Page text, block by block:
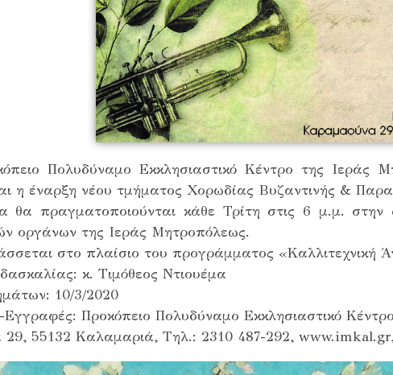
Πολυδύναμο Εκκλησιαστικό Κέντρο της Ιεράς
η έναρξη νέου τμήματος Xορωδίας Βυζαντινής &
θα πραγματοποιούνται κάθε Τρίτη στις 6 μ.μ.
οργάνων της Ιεράς Μητροπόλεως.
στο πλαίσιο του προγράμματος «Καλλιτεχνική
κ. Τιμόθεος Ντιουέμα
10/3/2020
Εγγραφές: Προκόπειο Πολυδύναμο Εκκλησιαστικό Κέντρο
55132 Καλαμαριά, Τηλ.: 2310 487-292,